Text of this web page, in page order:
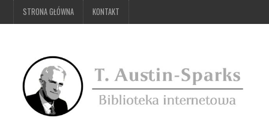
STRONA GŁÓWNA KONTAKT